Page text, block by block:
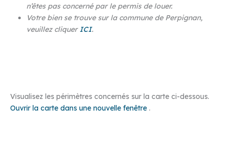
n’êtes pas concerné par le permis de louer.
Votre bien se trouve sur la commune de Perpignan,
veuillez cliquer ICI.
Visualisez les périmètres concernés sur la carte ci-dessous.
Ouvrir la carte dans une nouvelle fenêtre .